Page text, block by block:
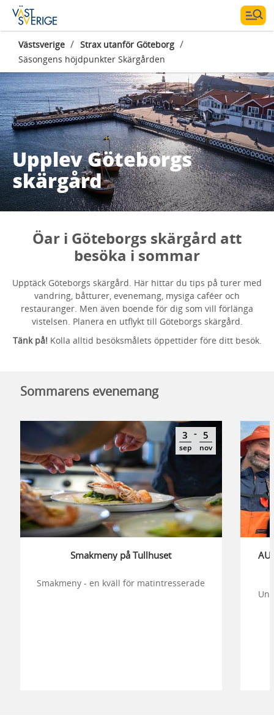
Västsverige / Strax utanför Göteborg /
Säsongens höjdpunkter Skärgården
Upplev Göteborgs
skärgård
Öar i Göteborgs skärgård att
besöka i sommar
Upptäck Göteborgs skärgård. Här hittar du tips på turer med
vandring, båtturer, evenemang, mysiga caféer och
restauranger. Men även boende för dig som vill förlänga
vistelsen. Planera en utflykt till Göteborgs skärgård.
Tänk på! Kolla alltid besöksmålets öppettider före ditt besök.
Sommarens evenemang
3
sep
- 5
nov
Smakmeny på Tullhuset
Smakmeny - en kväll för matintresserade